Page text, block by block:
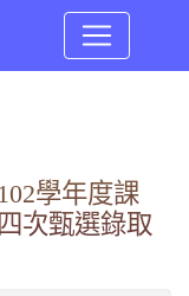
學年度課
次甄選錄取